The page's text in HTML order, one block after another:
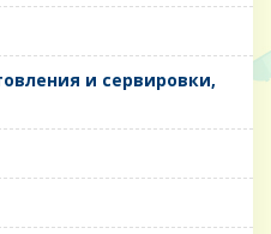
и сервировки,